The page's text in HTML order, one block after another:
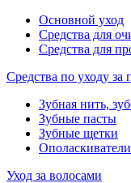
Основной уход
Средства для
Средства для
Средства по уходу за
Зубная нить,
Зубные пасты
Зубные щетки
Уход за волосами